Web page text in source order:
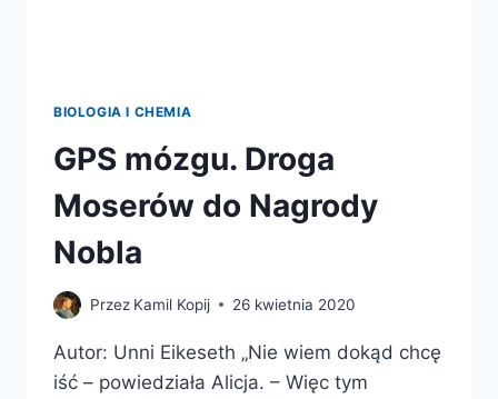
BIOLOGIA I CHEMIA
GPS mózgu. Droga
Moserów do Nagrody
Nobla
Przez Kamil Kopij 26 kwietnia 2020
Autor: Unni Eikeseth „Nie wiem dokąd chcę
iść – powiedziała Alicja. – Więc tym